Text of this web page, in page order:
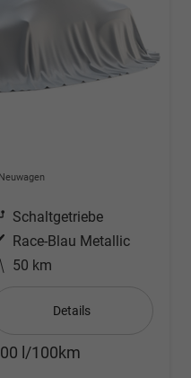
Neuwagen
Getriebe Schaltgetriebe
Außenfarbe
Race-Blau Metallic
Kilometerstand 50 km
Details
l/100km